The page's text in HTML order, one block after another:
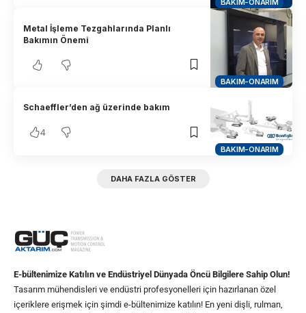
BAKIM-ONARIM
BAKIM-ONARIM
Metal İşleme Tezgahlarında Planlı
Bakımın Önemi
BAKIM-ONARIM
Schaeffler’den ağ üzerinde bakım
4
DAHA FAZLA GÖSTER
E-bültenimize Katılın ve Endüstriyel Dünyada Öncü Bilgilere Sahip Olun!
Tasarım mühendisleri ve endüstri profesyonelleri için hazırlanan özel
içeriklere erişmek için şimdi e-bültenimize katılın! En yeni dişli, rulman,